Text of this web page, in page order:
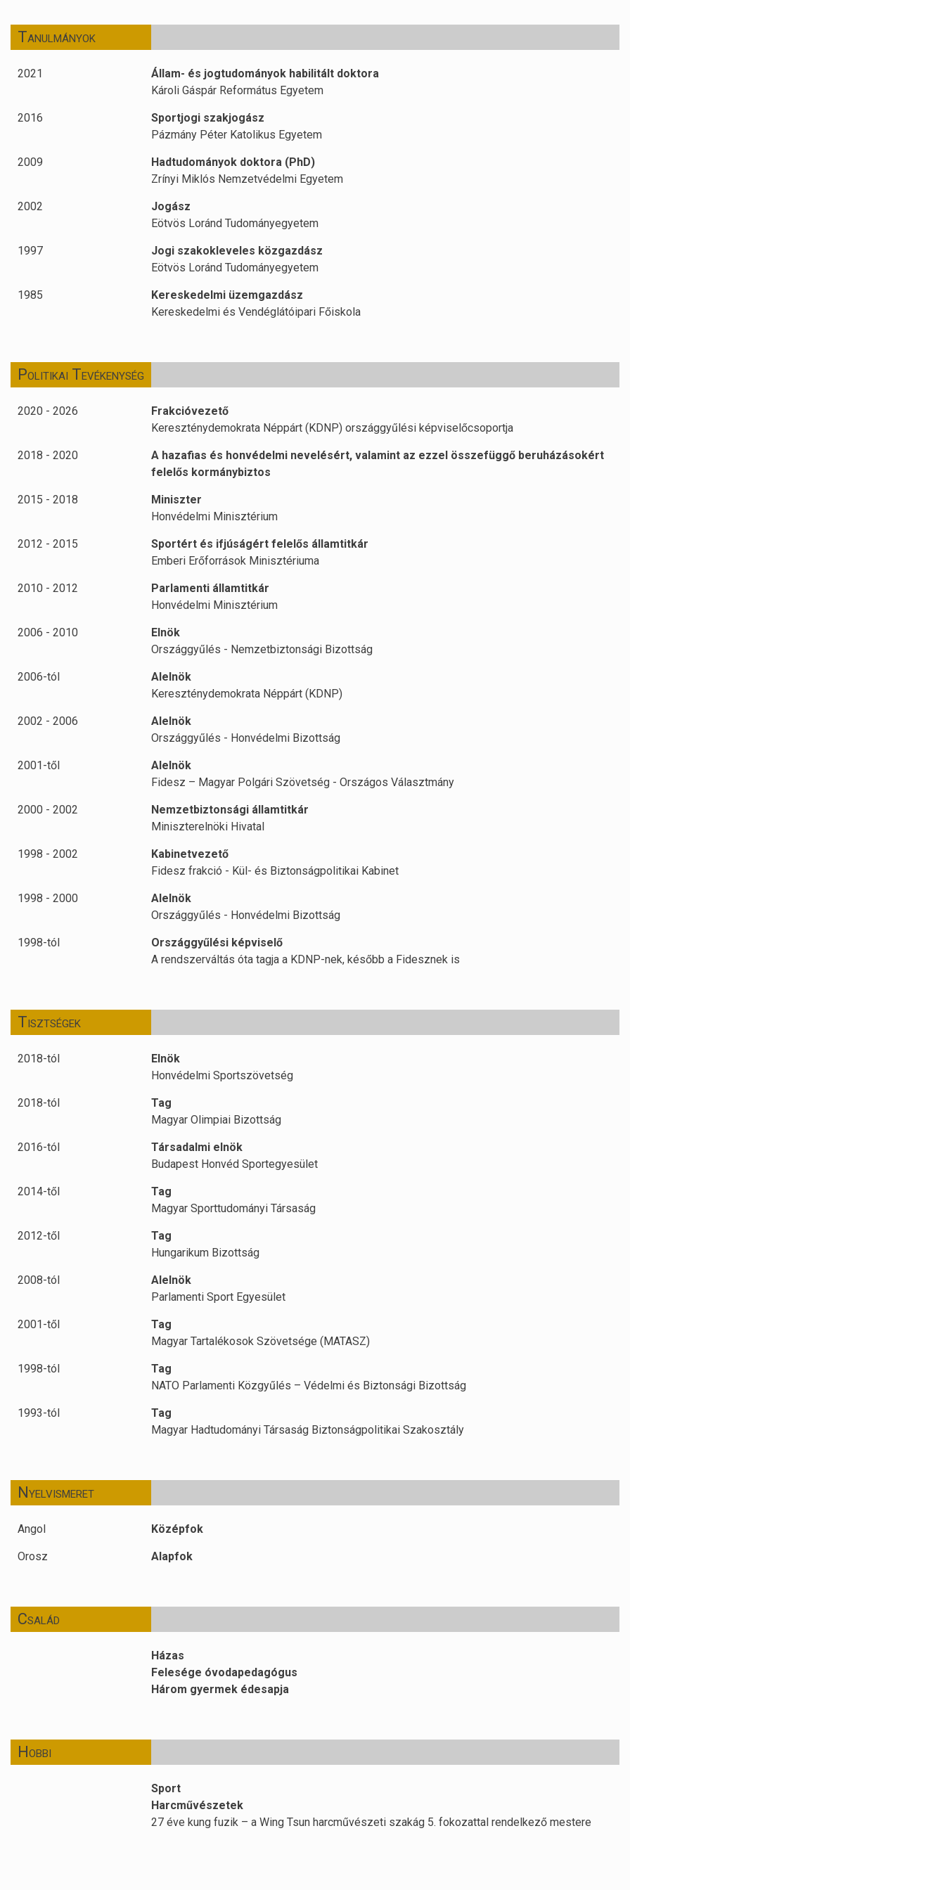
Tanulmányok
2021
Állam- és jogtudományok habilitált doktora
Károli Gáspár Református Egyetem
2016
Sportjogi szakjogász
Pázmány Péter Katolikus Egyetem
2009
Hadtudományok doktora (PhD)
Zrínyi Miklós Nemzetvédelmi Egyetem
2002
Jogász
Eötvös Loránd Tudományegyetem
1997
Jogi szakokleveles közgazdász
Eötvös Loránd Tudományegyetem
1985
Kereskedelmi üzemgazdász
Kereskedelmi és Vendéglátóipari Főiskola
Politikai Tevékenység
2020 - 2026
Frakcióvezető
Kereszténydemokrata Néppárt (KDNP) országgyűlési képviselőcsoportja
2018 - 2020
A hazafias és honvédelmi nevelésért, valamint az ezzel összefüggő beruházásokért
felelős kormánybiztos
2015 - 2018
Miniszter
Honvédelmi Minisztérium
2012 - 2015
Sportért és ifjúságért felelős államtitkár
Emberi Erőforrások Minisztériuma
2010 - 2012
Parlamenti államtitkár
Honvédelmi Minisztérium
2006 - 2010
Elnök
Országgyűlés - Nemzetbiztonsági Bizottság
2006-tól
Alelnök
Kereszténydemokrata Néppárt (KDNP)
2002 - 2006
Alelnök
Országgyűlés - Honvédelmi Bizottság
2001-től
Alelnök
Fidesz – Magyar Polgári Szövetség - Országos Választmány
2000 - 2002
Nemzetbiztonsági államtitkár
Miniszterelnöki Hivatal
1998 - 2002
Kabinetvezető
Fidesz frakció - Kül- és Biztonságpolitikai Kabinet
1998 - 2000
Alelnök
Országgyűlés - Honvédelmi Bizottság
1998-tól
Országgyűlési képviselő
A rendszerváltás óta tagja a KDNP-nek, később a Fidesznek is
Tisztségek
2018-tól
Elnök
Honvédelmi Sportszövetség
2018-tól
Tag
Magyar Olimpiai Bizottság
2016-tól
Társadalmi elnök
Budapest Honvéd Sportegyesület
2014-től
Tag
Magyar Sporttudományi Társaság
2012-től
Tag
Hungarikum Bizottság
2008-tól
Alelnök
Parlamenti Sport Egyesület
2001-től
Tag
Magyar Tartalékosok Szövetsége (MATASZ)
1998-tól
Tag
NATO Parlamenti Közgyűlés – Védelmi és Biztonsági Bizottság
1993-tól
Tag
Magyar Hadtudományi Társaság Biztonságpolitikai Szakosztály
Nyelvismeret
Angol Középfok
Orosz Alapfok
Család
Házas
Felesége óvodapedagógus
Három gyermek édesapja
Hobbi
Sport
Harcművészetek
27 éve kung fuzik – a Wing Tsun harcművészeti szakág 5. fokozattal rendelkező mestere